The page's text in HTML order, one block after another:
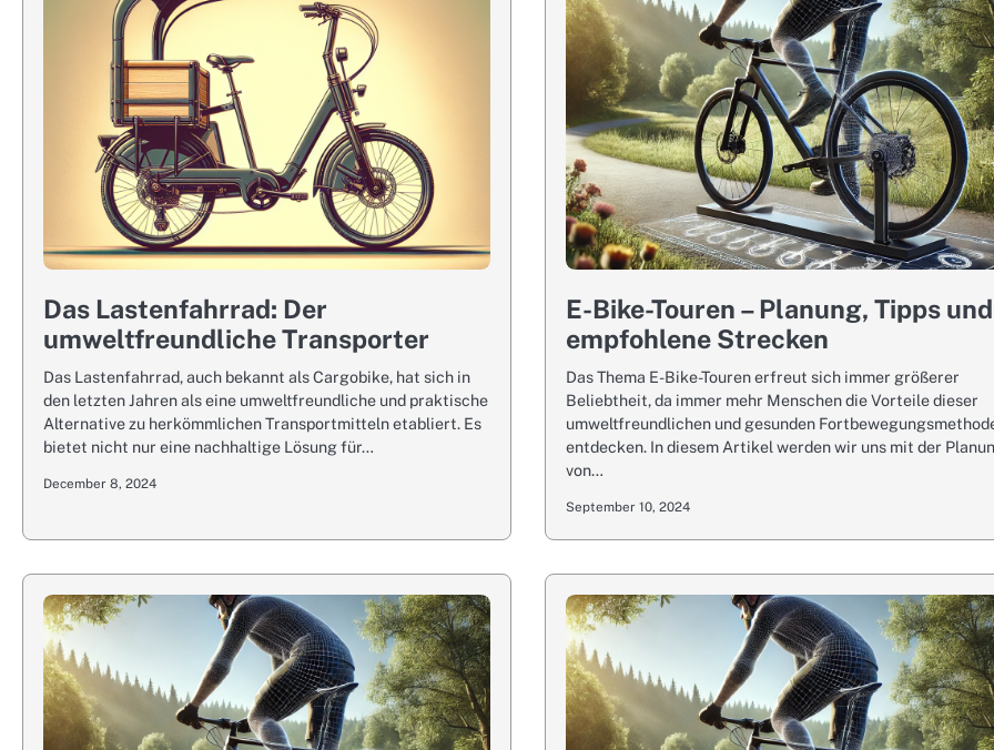
Das Lastenfahrrad: Der
umweltfreundliche Transporter
Das Lastenfahrrad, auch bekannt als Cargobike, hat sich in
den letzten Jahren als eine umweltfreundliche und praktische
Alternative zu herkömmlichen Transportmitteln etabliert. Es
bietet nicht nur eine nachhaltige Lösung für…
December 8, 2024
E-Bike-Touren – Planung, Tipps und
empfohlene Strecken
Das Thema E-Bike-Touren erfreut sich immer größerer
Beliebtheit, da immer mehr Menschen die Vorteile dieser
umweltfreundlichen und gesunden
entdecken. In diesem Artikel werden wir uns mit der
von…
September 10, 2024